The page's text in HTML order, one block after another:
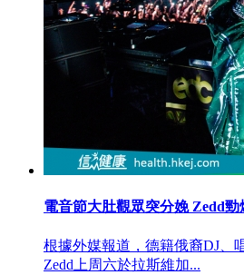
電音節大肚觀眾突分娩 Zedd勁
根據外媒報道，德籍俄裔DJ、
Zedd上周六於拉斯維加...